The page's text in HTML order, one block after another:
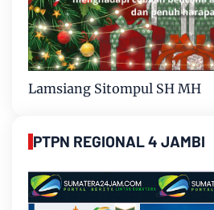
Lamsiang Sitompul SH MH
PTPN REGIONAL 4 JAMBI